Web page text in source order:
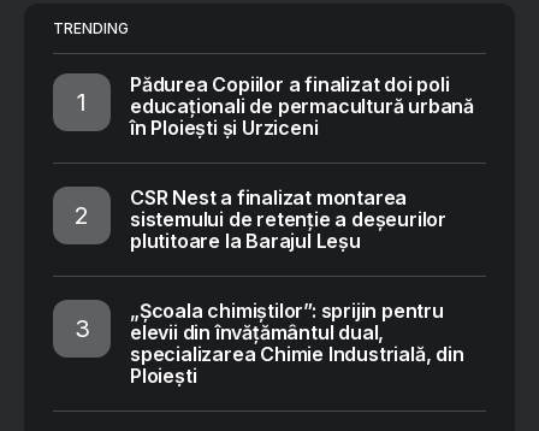
TRENDING
Pădurea Copiilor a finalizat doi poli
educaționali de permacultură urbană
în Ploiești și Urziceni
CSR Nest a finalizat montarea
sistemului de retenție a deșeurilor
plutitoare la Barajul Leșu
„Școala chimiștilor”: sprijin pentru
elevii din învățământul dual,
specializarea Chimie Industrială, din
Ploiești